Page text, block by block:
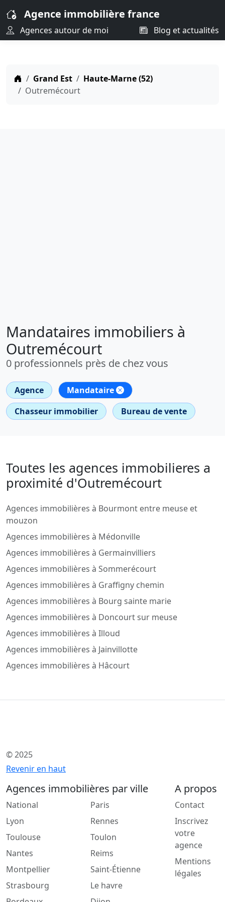
Agence immobilière france
Agences autour de moi Blog et actualités
Grand Est
Haute-Marne (52)
Outremécourt
Mandataires immobiliers à
Outremécourt
0 professionnels près de chez vous
Agence
Mandataire
Chasseur immobilier
Bureau de vente
Toutes les agences immobilieres a
proximité d'Outremécourt
Agences immobilières à Bourmont entre meuse et
mouzon
Agences immobilières à Médonville
Agences immobilières à Germainvilliers
Agences immobilières à Sommerécourt
Agences immobilières à Graffigny chemin
Agences immobilières à Bourg sainte marie
Agences immobilières à Doncourt sur meuse
Agences immobilières à Illoud
Agences immobilières à Jainvillotte
Agences immobilières à Hâcourt
© 2025
Revenir en haut
Agences immobilières par ville
National
Lyon
Toulouse
Nantes
Montpellier
Strasbourg
Paris
Rennes
Toulon
Reims
Saint-Étienne
Le havre
A propos
Contact
Inscrivez
votre
agence
Mentions
légales